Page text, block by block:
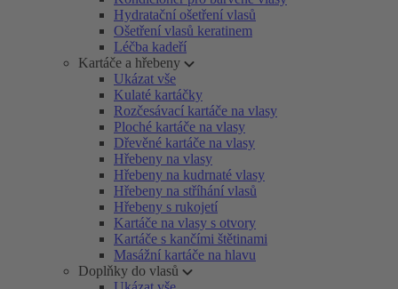
Hydratační ošetření vlasů
Ošetření vlasů keratinem
Léčba kadeří
Kartáče a hřebeny
Ukázat vše
Kulaté kartáčky
Rozčesávací kartáče na vlasy
Ploché kartáče na vlasy
Dřevěné kartáče na vlasy
Hřebeny na vlasy
Hřebeny na kudrnaté vlasy
Hřebeny na stříhání vlasů
Hřebeny s rukojetí
Kartáče na vlasy s otvory
Kartáče s kančími štětinami
Masážní kartáče na hlavu
Doplňky do vlasů